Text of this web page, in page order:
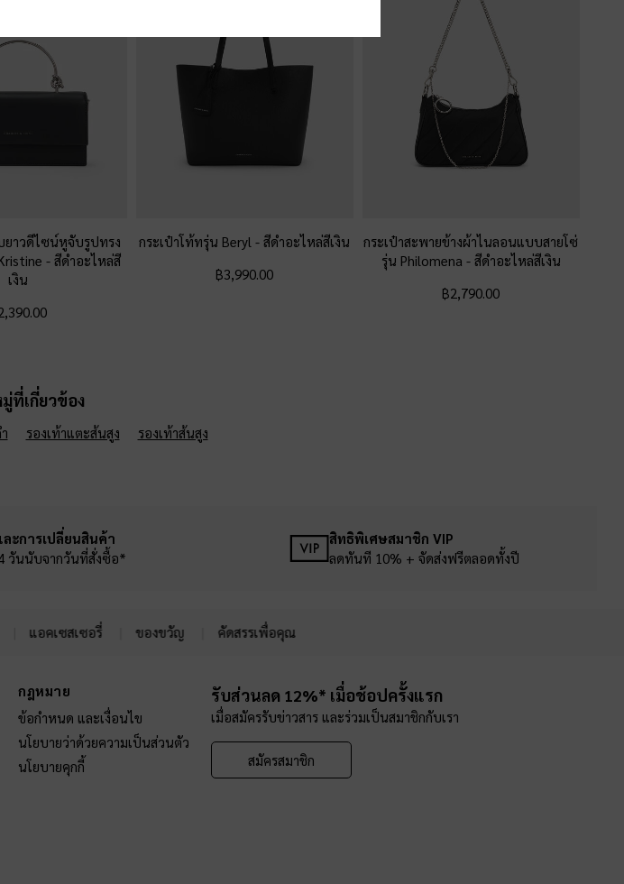
ยาวดีไซน์หูจับรูปทรง
-สีดำอะไหล่สี
เงิน
กระเป๋าโท้ทรุ่น Beryl-สีดำอะไหล่สีเงิน
฿3,990.00
กระเป๋าสะพายข้างผ้าไนลอนแบบสายโซ่
รุ่น Philomena - สีดำอะไหล่สีเงิน
฿2,790.00
ที่เกี่ยวข้อง
รองเท้าแตะส้นสูง รองเท้าส้นสูง
ะการเปลี่ยนสินค้า
วันนับจากวันที่สั่งซื้อ*
สิทธิพิเศษสมาชิก VIP
ลดทันที 10% + จัดส่งฟรีตลอดทั้งปี
แอคเซสเซอรี่ ของขวัญ คัดสรรเพื่อคุณ
กฎหมาย
ข้อกำหนด และเงื่อนไข
นโยบายว่าด้วยความเป็นส่วนตัว
นโยบายคุกกี้
รับส่วนลด 12%* เมื่อช้อปครั้งแรก
เมื่อสมัครรับข่าวสาร และร่วมเป็นสมาชิกกับเรา
สมัครสมาชิก